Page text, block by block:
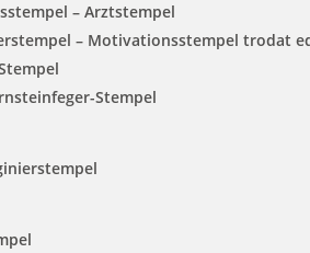
– Arztstempel
– Motivationsstempel trodat
Stempel